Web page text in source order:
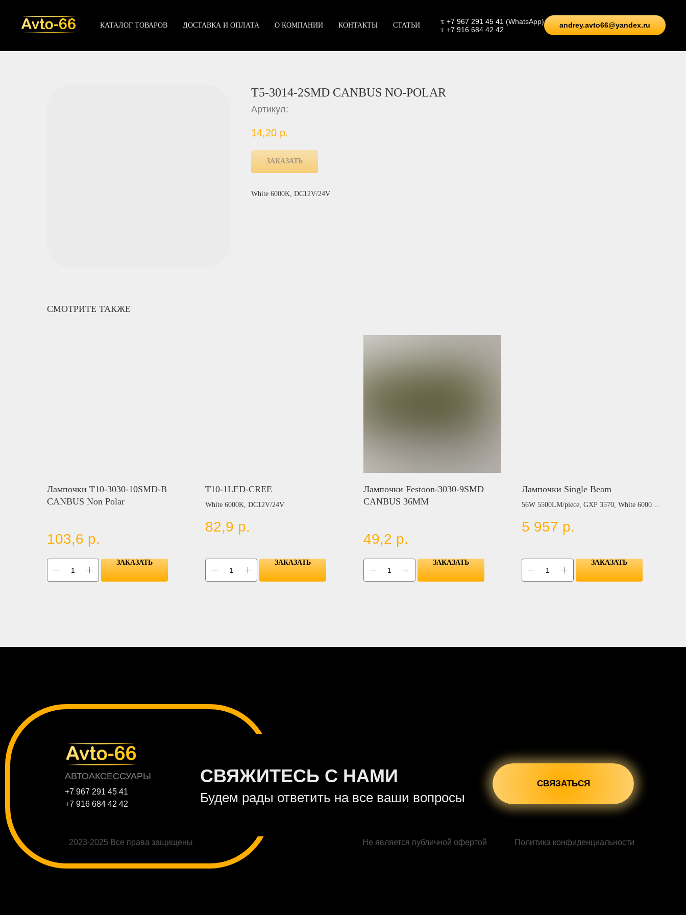
КАТАЛОГ ТОВАРОВ ДОСТАВКА И ОПЛАТА О КОМПАНИИ КОНТАКТЫ СТАТЬИ т. +7 967 291 45 41 (WhatsApp)
т. +7 916 684 42 42
andrey.avto66@yandex.ru
T5-3014-2SMD CANBUS NO-POLAR
Артикул:
14,20 р.
ЗАКАЗАТЬ
White 6000K, DC12V/24V
СМОТРИТЕ ТАКЖЕ
Лампочки T10-3030-10SMD-B
CANBUS Non Polar
103,6 р.
ЗАКАЗАТЬ
T10-1LED-CREE
White 6000K, DC12V/24V
82,9 р.
ЗАКАЗАТЬ
Лампочки Festoon-3030-9SMD
CANBUS 36MM
49,2 р.
ЗАКАЗАТЬ
Лампочки Single Beam
56W 5500LM/piece, GXP 3570, White 6000K,
(H1, H3, H7, H8/H11, H10, H15, 9005, 9006,
5 957 р.
ЗАКАЗАТЬ
2023-2025 Все права защищены Не является публичной офертой Политика конфиденциальности
СВЯЗАТЬСЯ
Будем рады ответить на все ваши вопросы
СВЯЖИТЕСЬ С НАМИ
АВТОАКСЕССУАРЫ
+7 967 291 45 41
+7 916 684 42 42